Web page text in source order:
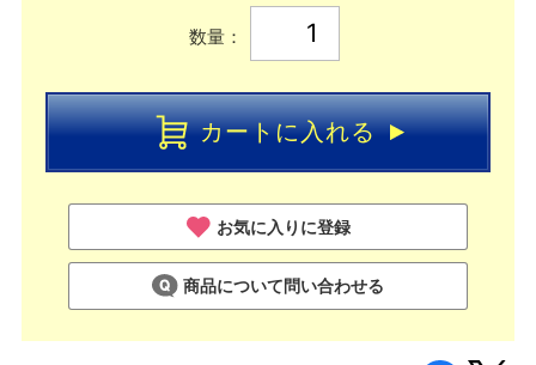
数量：
カートに入れる
お気に入りに登録
商品について問い合わせる